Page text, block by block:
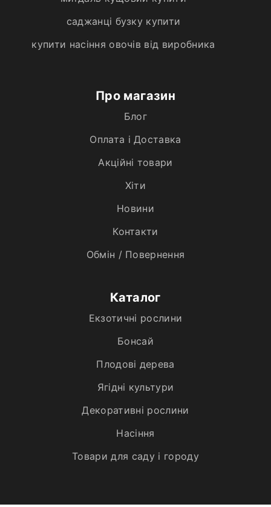
саджанці бузку купити
купити насіння овочів від виробника
Про магазин
Блог
Оплата і Доставка
Акційні товари
Хiти
Новини
Контакти
Обмін / Повернення
Каталог
Екзотичні рослини
Бонсай
Плодові дерева
Ягідні культури
Декоративні рослини
Насіння
Товари для саду і городу